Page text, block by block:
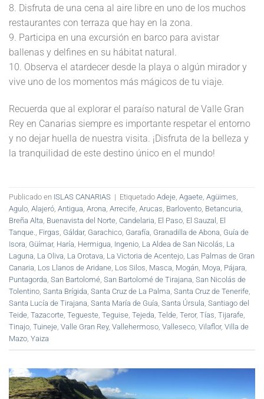
8. Disfruta de una cena al aire libre en uno de los muchos
restaurantes con terraza que hay en la zona.
9. Participa en una excursión en barco para avistar
ballenas y delfines en su hábitat natural.
10. Observa el atardecer desde la playa o algún mirador y
vive uno de los momentos más mágicos de tu viaje.
Recuerda que al explorar el paraíso natural de Valle Gran
Rey en Canarias siempre es importante respetar el entorno
y no dejar huella de nuestra visita. ¡Disfruta de la belleza y
la tranquilidad de este destino único en el mundo!
Publicado en ISLAS CANARIAS | Etiquetado Adeje, Agaete, Agüimes,
Agulo, Alajeró, Antigua, Arona, Arrecife, Arucas, Barlovento, Betancuria,
Breña Alta, Buenavista del Norte, Candelaria, El Paso, El Sauzal , El
Tanque., Firgas, Gáldar, Garachico, Garafía, Granadilla de Abona, Guía de
Isora, Güímar, Haría, Hermigua, Ingenio, La Aldea de San Nicolás, La
Laguna, La Oliva, La Orotava, La Victoria de Acentejo, Las Palmas de Gran
Canaria, Los Llanos de Aridane, Los Silos, Masca, Mogán, Moya, Pájara,
Puntagorda, San Bartolomé, San Bartolomé de Tirajana, San Nicolás de
Tolentino, Santa Brígida, Santa Cruz de La Palma, Santa Cruz de Tenerife,
Santa Lucía de Tirajana, Santa María de Guía, Santa Úrsula, Santiago del
Teide, Tazacorte, Tegueste, Teguise, Tejeda, Telde, Teror, Tías, Tijarafe,
Tinajo, Tuineje, Valle Gran Rey, Vallehermoso, Valleseco, Vilaflor, Villa de
Mazo, Yaiza